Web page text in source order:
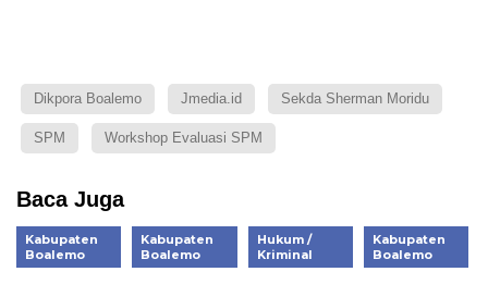
Dikpora Boalemo Jmedia.id Sekda Sherman Moridu
SPM Workshop Evaluasi SPM
Baca Juga
Kabupaten
Boalemo
Kabupaten
Boalemo
Hukum /
Kriminal
Kabupaten
Boalemo